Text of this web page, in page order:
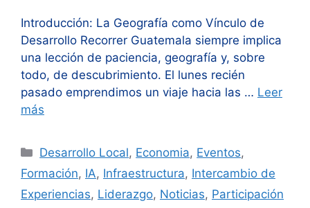
Introducción: La Geografía como Vínculo de
Desarrollo Recorrer Guatemala siempre implica
una lección de paciencia, geografía y, sobre
todo, de descubrimiento. El lunes recién
pasado emprendimos un viaje hacia las … Leer
más
Categorías
Desarrollo Local, Economia, Eventos,
Formación, IA, Infraestructura, Intercambio de
Experiencias, Liderazgo, Noticias, Participación